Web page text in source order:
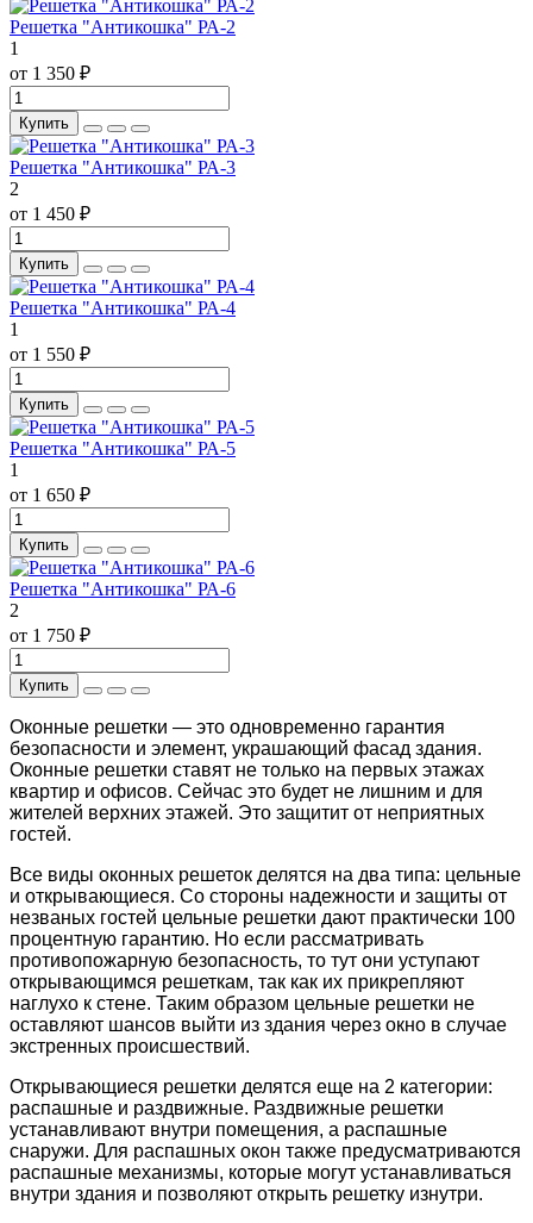
Решетка "Антикошка" РА-2
1
от 1 350 ₽
Купить
Решетка "Антикошка" РА-3
2
от 1 450 ₽
Купить
Решетка "Антикошка" РА-4
1
от 1 550 ₽
Купить
Решетка "Антикошка" РА-5
1
от 1 650 ₽
Купить
Решетка "Антикошка" РА-6
2
от 1 750 ₽
Купить
Оконные решетки — это одновременно гарантия
безопасности и элемент, украшающий фасад здания.
Оконные решетки ставят не только на первых этажах
квартир и офисов. Сейчас это будет не лишним и для
жителей верхних этажей. Это защитит от неприятных
гостей.
Все виды оконных решеток делятся на два типа: цельные
и открывающиеся. Со стороны надежности и защиты от
незваных гостей цельные решетки дают практически 100
процентную гарантию. Но если рассматривать
противопожарную безопасность, то тут они уступают
открывающимся решеткам, так как их прикрепляют
наглухо к стене. Таким образом цельные решетки не
оставляют шансов выйти из здания через окно в случае
экстренных происшествий.
Открывающиеся решетки делятся еще на 2 категории:
распашные и раздвижные. Раздвижные решетки
устанавливают внутри помещения, а распашные
снаружи. Для распашных окон также предусматриваются
распашные механизмы, которые могут устанавливаться
внутри здания и позволяют открыть решетку изнутри.